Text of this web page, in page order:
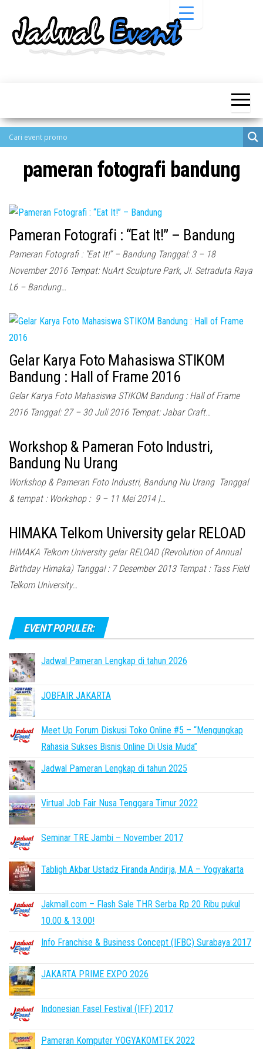
Pameran,
Promo
Terbaru
Pameran,
Seminar,
Bazaar,
Workshop,
Job Fair,
Lomba dll.
pameran fotografi bandung
Pameran Fotografi : “Eat It!” – Bandung
Pameran Fotografi : “Eat It!” – Bandung Tanggal: 3 – 18
November 2016 Tempat: NuArt Sculpture Park, Jl. Setraduta Raya
L6 – Bandung…
Gelar Karya Foto Mahasiswa STIKOM
Bandung : Hall of Frame 2016
Gelar Karya Foto Mahasiswa STIKOM Bandung : Hall of Frame
2016 Tanggal: 27 – 30 Juli 2016 Tempat: Jabar Craft…
Workshop & Pameran Foto Industri,
Bandung Nu Urang
Workshop & Pameran Foto Industri, Bandung Nu Urang Tanggal
& tempat : Workshop : 9 – 11 Mei 2014 |…
HIMAKA Telkom University gelar RELOAD
HIMAKA Telkom University gelar RELOAD (Revolution of Annual
Birthday Himaka) Tanggal : 7 Desember 2013 Tempat : Tass Field
Telkom University…
EVENT POPULER:
Jadwal Pameran Lengkap di tahun 2026
JOBFAIR JAKARTA
Meet Up Forum Diskusi Toko Online #5 – “Mengungkap
Rahasia Sukses Bisnis Online Di Usia Muda”
Jadwal Pameran Lengkap di tahun 2025
Virtual Job Fair Nusa Tenggara Timur 2022
Seminar TRE Jambi – November 2017
Tabligh Akbar Ustadz Firanda Andirja, M.A – Yogyakarta
Jakmall.com – Flash Sale THR Serba Rp 20 Ribu pukul
10.00 & 13.00!
Info Franchise & Business Concept (IFBC) Surabaya 2017
JAKARTA PRIME EXPO 2026
Indonesian Fasel Festival (IFF) 2017
Pameran Komputer YOGYAKOMTEK 2022